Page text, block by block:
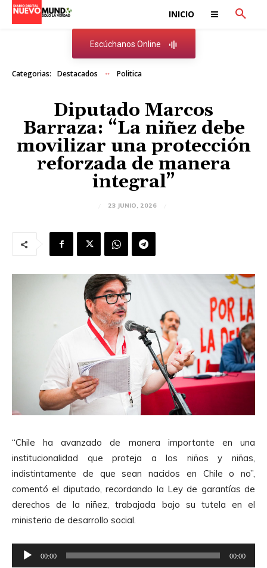
INICIO
Escúchanos Online
Categorias: Destacados Politica
Diputado Marcos
Barraza: “La niñez debe
movilizar una protección
reforzada de manera
integral”
23 JUNIO, 2026
“Chile ha avanzado de manera importante en una
institucionalidad que proteja a los niños y niñas,
indistintamente de que sean nacidos en Chile o no”,
comentó el diputado, recordando la Ley de garantías de
derechos de la niñez, trabajada bajo su tutela en el
ministerio de desarrollo social.
e
00:00 00:00